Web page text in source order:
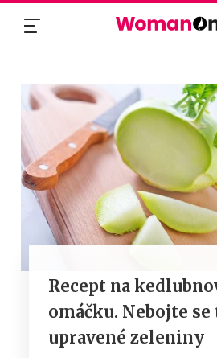
Recept na
omáčku. Nebojte
upravené zeleniny